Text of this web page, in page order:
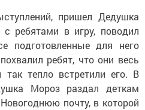
пришел Дедушка
ребятами в игру, поводил
подготовленные для него
ребят, что они весь
тепло встретили его. В
Мороз раздал деткам
почту, в которой